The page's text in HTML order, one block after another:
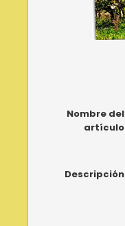
Nombre del
artículo
Descripción